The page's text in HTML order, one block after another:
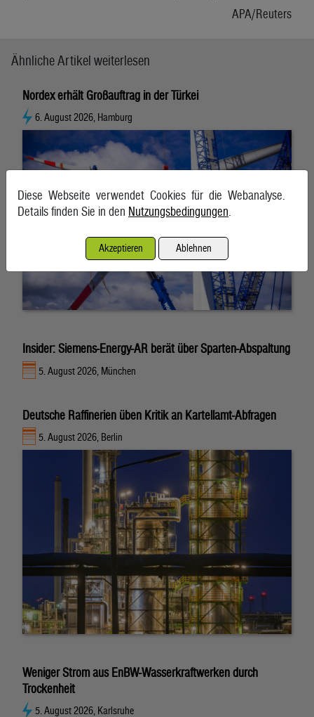
APA/Reuters
Ähnliche Artikel weiterlesen
Nordex erhält Großauftrag in der Türkei
6. August 2026, Hamburg
Insider: Siemens-Energy-AR berät über Sparten-Abspaltung
5. August 2026, München
Deutsche Raffinerien üben Kritik an Kartellamt-Abfragen
5. August 2026, Berlin
Weniger Strom aus EnBW-Wasserkraftwerken durch
Trockenheit
5. August 2026, Karlsruhe
Diese Webseite verwendet Cookies für die Webanalyse.
Details finden Sie in den Nutzungsbedingungen.
Akzeptieren Ablehnen